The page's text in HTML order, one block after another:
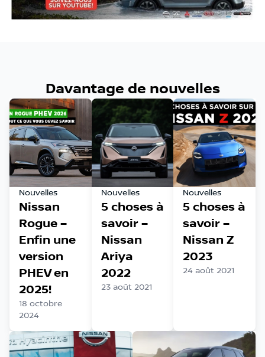
Davantage de nouvelles
Nouvelles
Nissan
Rogue –
Enfin une
version
PHEV en
2025!
18 octobre
2024
Nouvelles
5 choses à
savoir –
Nissan
Ariya
2022
23 août 2021
Nouvelles
5 choses à
savoir –
Nissan Z
2023
24 août 2021